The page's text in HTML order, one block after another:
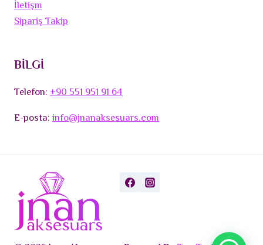
İletişm
Sipariş Takip
BİLGİ
Telefon:+90 551 951 91 64
E-posta:info@jnanaksesuars.com